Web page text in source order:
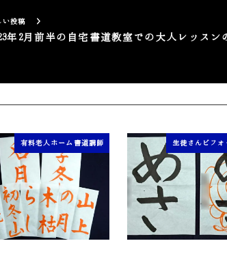
い投稿
年2月前半の自宅書道教室での大人レッスン
有料老人ホーム書道講師 生徒さんビフォ